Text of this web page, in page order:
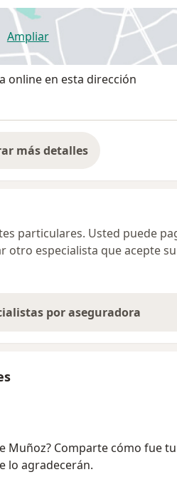
Ampliarse abre en una nueva
online en esta dirección
más detalles
sobre la dirección
particulares. Usted puede
otro especialista que acepte su
por aseguradora
Muñoz? Comparte cómo fue tu
lo agradecerán.